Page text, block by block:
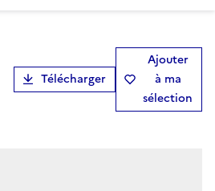
Télécharger
Ajouter
à ma
sélection